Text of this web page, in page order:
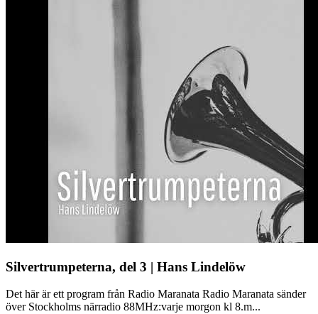
Silvertrumpeterna, del 3 | Hans Lindelöw
Det här är ett program från Radio Maranata Radio Maranata sänder
över Stockholms närradio 88MHz:varje morgon kl 8.m...